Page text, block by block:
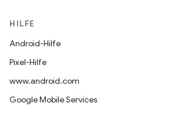
HILFE
Android-Hilfe
Pixel-Hilfe
www.android.com
Google Mobile Services